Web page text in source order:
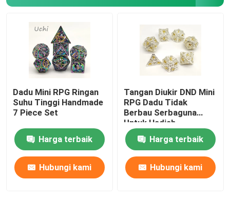
Dadu Mini RPG Ringan
Suhu Tinggi Handmade
7 Piece Set
Harga terbaik
Hubungi kami
Tangan Diukir DND Mini
RPG Dadu Tidak
Berbau Serbaguna
Untuk Hadiah
Harga terbaik
Hubungi kami